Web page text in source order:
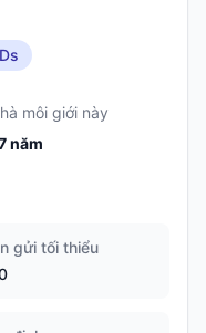
môi giới này
năm
gửi tối thiểu